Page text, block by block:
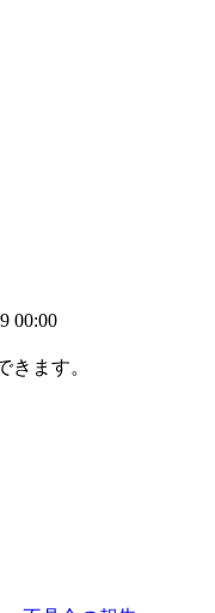
00:00
きます。